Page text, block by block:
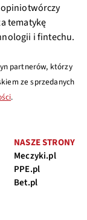
opiniotwórczy
tematykę
i fintechu.
partnerów, którzy
ze sprzedanych
.
NASZE STRONY
Meczyki.pl
PPE.pl
Bet.pl